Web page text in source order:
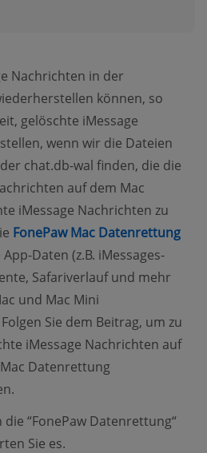
Nachrichten in der
können, so
gelöschte iMessage
wenn wir die Dateien
chat.db-wal finden, die die
auf dem Mac
iMessage Nachrichten zu
FonePaw Mac Datenrettung
Daten (z.B. iMessages-
Safariverlauf und mehr
und Mac Mini
Sie dem Beitrag, um zu
iMessage Nachrichten auf
Datenrettung
die “FonePaw Datenrettung“
Sie es.